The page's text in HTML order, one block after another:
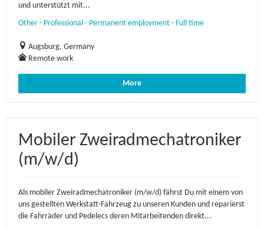
und unterstützt mit...
Other - Professional - Permanent employment - Full time
Augsburg, Germany
Remote work
More
Mobiler Zweiradmechatroniker
(m/w/d)
Als mobiler Zweiradmechatroniker (m/w/d) fährst Du mit einem von
uns gestellten Werkstatt-Fahrzeug zu unseren Kunden und reparierst
die Fahrräder und Pedelecs deren Mitarbeitenden direkt...